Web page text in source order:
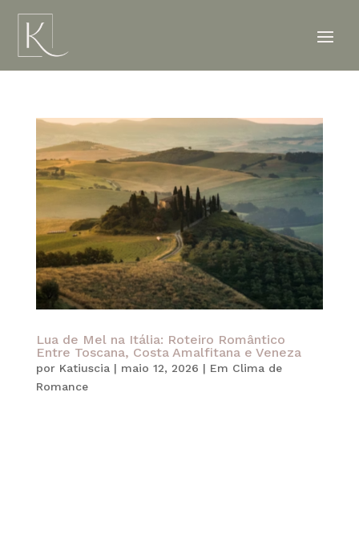
Lua de Mel na Itália: Roteiro Romântico
Entre Toscana, Costa Amalfitana e Veneza
por Katiuscia| maio 12, 2026 | Em Clima de
Romance